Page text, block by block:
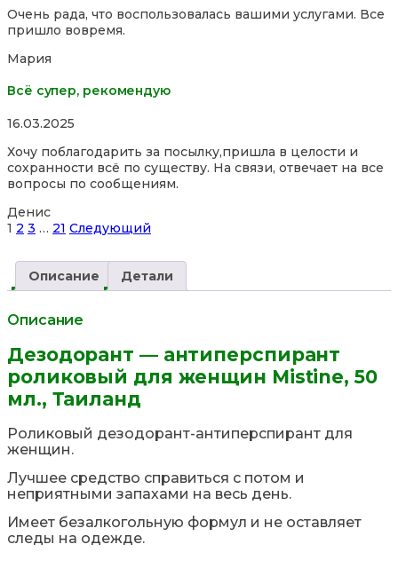
out
of
Очень рада, что воспользовалась вашими услугами. Все
пришло вовремя.
Мария
Всё супер, рекомендую
Rated
out
of
5
16.03.2025
Хочу поблагодарить за посылку,пришла в целости и
сохранности всё по существу. На связи, отвечает на все
вопросы по сообщениям.
Денис
Site
навигация
Страница
1 Страница
2 Страница
3 … Страница
21 Следующий
Описание Детали
Описание
Дезодорант — антиперспирант
роликовый для женщин Mistine, 50
мл., Таиланд
Роликовый дезодорант-антиперспирант для
женщин.
Лучшее средство справиться с потом и
неприятными запахами на весь день.
Имеет безалкогольную формул и не оставляет
следы на одежде.